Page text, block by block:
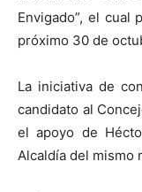
Envigado”, el cual
próximo 30 de
La iniciativa de
candidato al
el apoyo de
Alcaldía del mismo